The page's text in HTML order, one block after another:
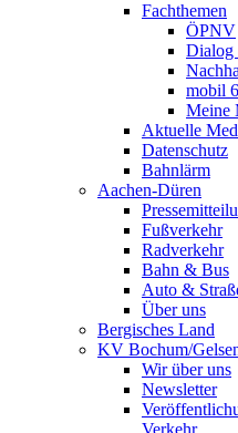
Fachthemen
ÖPNV
Dialog
mobil
Meine
Aktuelle
Datenschutz
Bahnlärm
Aachen-Düren
Fußverkehr
Radverkehr
Bahn & Bus
Auto &
Über uns
Bergisches Land
KV Bochum/
Wir über uns
Newsletter
Verkehr